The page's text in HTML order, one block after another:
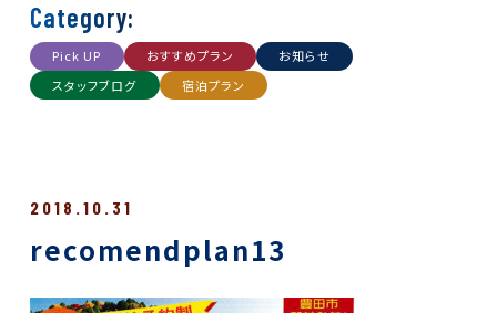
Category:
Pick UP おすすめプラン
お知らせ
スタッフブログ
宿泊プラン
2018.10.31
recomendplan13